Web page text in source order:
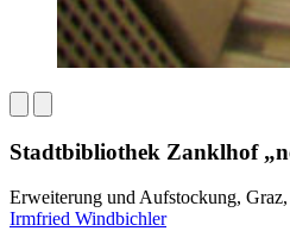
Stadtbibliothek Zanklhof
Erweiterung und Aufstockung,
Irmfried Windbichler